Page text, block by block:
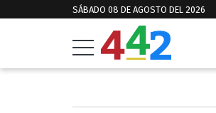
SÁBADO 08 DE AGOSTO DEL 2026